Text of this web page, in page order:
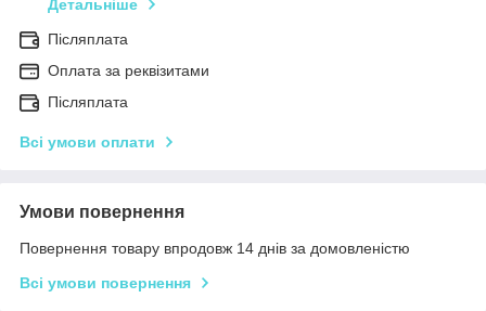
Детальніше
Післяплата
Оплата за реквізитами
Післяплата
Всі умови оплати
Умови повернення
Повернення товару впродовж 14 днів за домовленістю
Всі умови повернення